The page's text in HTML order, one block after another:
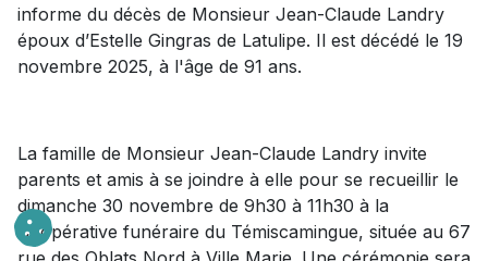
informe du décès de Monsieur Jean-Claude Landry
époux d’Estelle Gingras de Latulipe. Il est décédé le 19
novembre 2025, à l'âge de 91 ans.
La famille de Monsieur Jean-Claude Landry invite
parents et amis à se joindre à elle pour se recueillir le
dimanche 30 novembre de 9h30 à 11h30 à la
Coopérative funéraire du Témiscamingue, située au 67